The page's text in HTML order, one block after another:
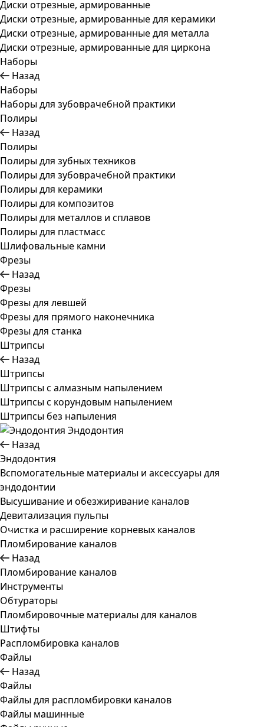
Диски отрезные, армированные
Диски отрезные, армированные для керамики
Диски отрезные, армированные для металла
Диски отрезные, армированные для циркона
Наборы
Назад
Наборы
Наборы для зубоврачебной практики
Полиры
Назад
Полиры
Полиры для зубных техников
Полиры для зубоврачебной практики
Полиры для керамики
Полиры для композитов
Полиры для металлов и сплавов
Полиры для пластмасс
Шлифовальные камни
Фрезы
Назад
Фрезы
Фрезы для левшей
Фрезы для прямого наконечника
Фрезы для станка
Штрипсы
Назад
Штрипсы
Штрипсы c алмазным напылением
Штрипсы c корундовым напылением
Штрипсы без напыления
Эндодонтия
Назад
Эндодонтия
Вспомогательные материалы и аксессуары для
эндодонтии
Высушивание и обезжиривание каналов
Девитализация пульпы
Очистка и расширение корневых каналов
Пломбирование каналов
Назад
Пломбирование каналов
Инструменты
Обтураторы
Пломбировочные материалы для каналов
Штифты
Распломбировка каналов
Файлы
Назад
Файлы
Файлы для распломбировки каналов
Файлы машинные